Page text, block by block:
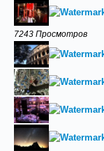
7243 Просмотров